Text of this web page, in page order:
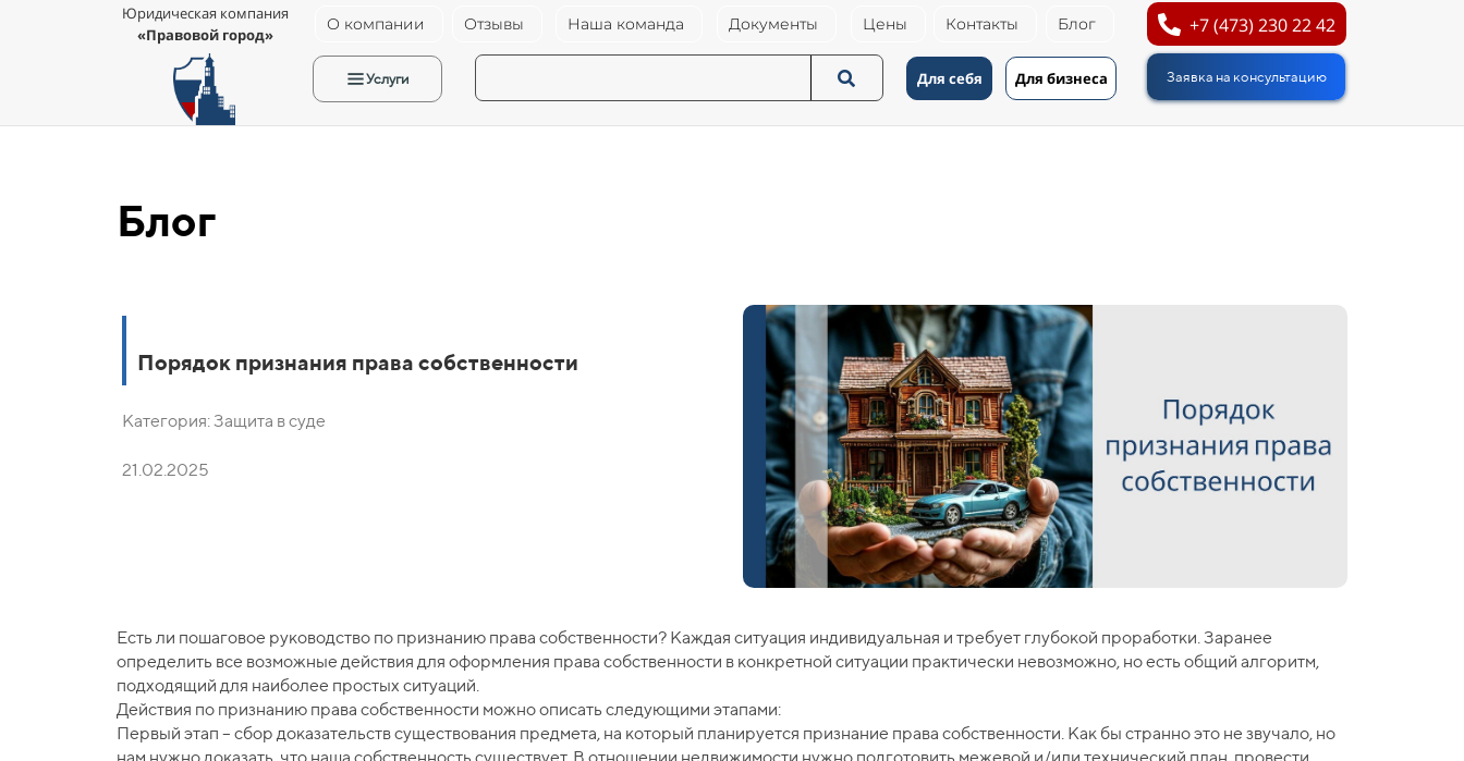
Юридическая компания
«Правовой город»
О компании Отзывы Наша команда Документы Цены Контакты Блог +7 (473) 230 22 42
Услуги Для себя Для бизнеса Заявка на консультацию
Блог
Порядок признания права собственности
Категория: Защита в суде
21.02.2025
Есть ли пошаговое руководство по признанию права собственности? Каждая ситуация индивидуальная и требует глубокой проработки. Заранее
определить все возможные действия для оформления права собственности в конкретной ситуации практически невозможно, но есть общий алгоритм,
подходящий для наиболее простых ситуаций.
Действия по признанию права собственности можно описать следующими этапами:
Первый этап – сбор доказательств существования предмета, на который планируется признание права собственности. Как бы странно это не звучало, но